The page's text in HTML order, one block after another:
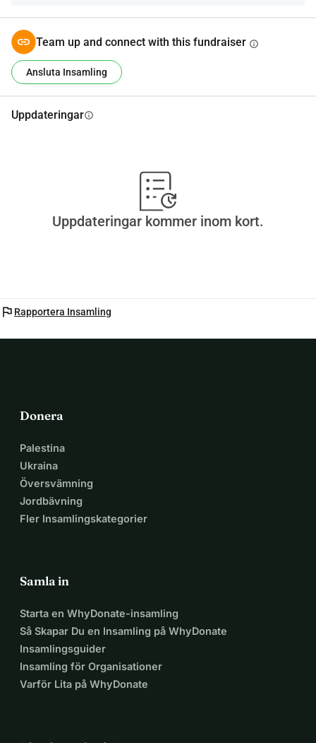
Team up and connect with this fundraiser info
Ansluta Insamling
Uppdateringarinfo
Uppdateringar kommer inom kort.
flag Rapportera Insamling
Donera
Palestina
Ukraina
Översvämning
Jordbävning
Fler Insamlingskategorier
Samla in
Starta en WhyDonate-insamling
Så Skapar Du en Insamling på WhyDonate
Insamlingsguider
Insamling för Organisationer
Varför Lita på WhyDonate